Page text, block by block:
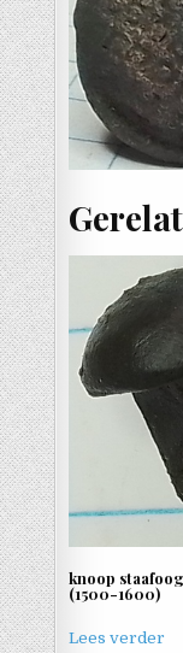
knoop
(1500-1600)
Lees verder